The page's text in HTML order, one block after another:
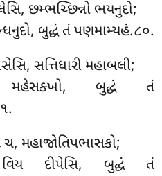
છમ્ભચ્છિન્નો ભયનુદો;
બુદ્ધં તં પણમામ્યહં.૮૦.
સત્તિધારી મહાબલી;
મહેસક્ખો, બુદ્ધં તં
ચ, મહાજોતિપભાસકો;
દીપેસિ, બુદ્ધં તં